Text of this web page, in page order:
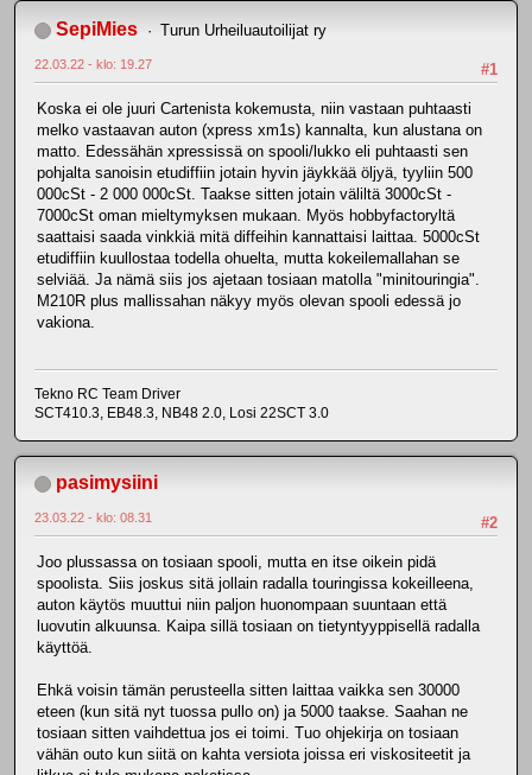
SepiMies Turun Urheiluautoilijat ry
#1
22.03.22 - klo: 19.27
Koska ei ole juuri Cartenista kokemusta, niin vastaan puhtaasti
melko vastaavan auton (xpress xm1s) kannalta, kun alustana on
matto. Edessähän xpressissä on spooli/lukko eli puhtaasti sen
pohjalta sanoisin etudiffiin jotain hyvin jäykkää öljyä, tyyliin 500
000cSt - 2 000 000cSt. Taakse sitten jotain väliltä 3000cSt -
7000cSt oman mieltymyksen mukaan. Myös hobbyfactoryltä
saattaisi saada vinkkiä mitä diffeihin kannattaisi laittaa. 5000cSt
etudiffiin kuullostaa todella ohuelta, mutta kokeilemallahan se
selviää. Ja nämä siis jos ajetaan tosiaan matolla "minitouringia".
M210R plus mallissahan näkyy myös olevan spooli edessä jo
vakiona.
Tekno RC Team Driver
SCT410.3, EB48.3, NB48 2.0, Losi 22SCT 3.0
pasimysiini
#2
23.03.22 - klo: 08.31
Joo plussassa on tosiaan spooli, mutta en itse oikein pidä
spoolista. Siis joskus sitä jollain radalla touringissa kokeilleena,
auton käytös muuttui niin paljon huonompaan suuntaan että
luovutin alkuunsa. Kaipa sillä tosiaan on tietyntyyppisellä radalla
käyttöä.
Ehkä voisin tämän perusteella sitten laittaa vaikka sen 30000
eteen (kun sitä nyt tuossa pullo on) ja 5000 taakse. Saahan ne
tosiaan sitten vaihdettua jos ei toimi. Tuo ohjekirja on tosiaan
vähän outo kun siitä on kahta versiota joissa eri viskositeetit ja